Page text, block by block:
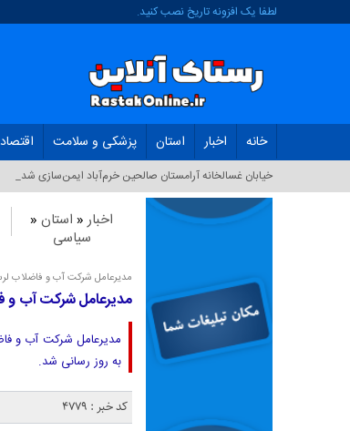
لطفا یک افزونه تاریخ نصب کنید.
خانه اخبار استان پزشکی و سلامت
خیابان غسالخانه آرامستان صالحین خرم‌آباد ایمن‌سازی شد_
اخبار « استان «
سیاسی
مدیرعامل شرکت آب و فاضلاب
مدیرعامل شرکت آب و
به روز رسانی شد.
کد خبر : 4779